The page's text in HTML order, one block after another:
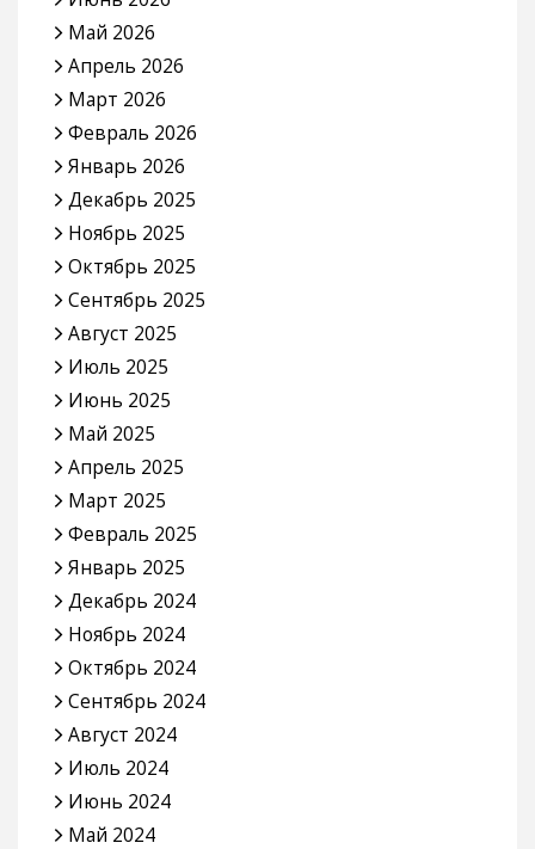
Май 2026
Апрель 2026
Март 2026
Февраль 2026
Январь 2026
Декабрь 2025
Ноябрь 2025
Октябрь 2025
Сентябрь 2025
Август 2025
Июль 2025
Июнь 2025
Май 2025
Апрель 2025
Март 2025
Февраль 2025
Январь 2025
Декабрь 2024
Ноябрь 2024
Октябрь 2024
Сентябрь 2024
Август 2024
Июль 2024
Июнь 2024
Май 2024